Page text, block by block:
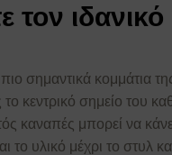
τον
σημαντικά κομμάτια
κεντρικό σημείο του
καναπές μπορεί να
το υλικό μέχρι το στυλ